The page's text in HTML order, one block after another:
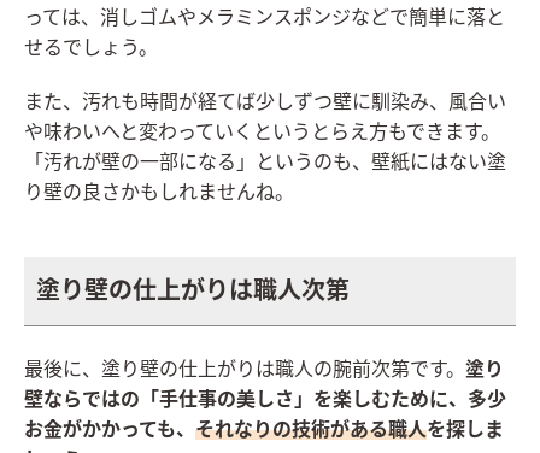
っては、消しゴムやメラミンスポンジなどで簡単に落と
せるでしょう。
また、汚れも時間が経てば少しずつ壁に馴染み、風合い
や味わいへと変わっていくというとらえ方もできます。
「汚れが壁の一部になる」というのも、壁紙にはない塗
り壁の良さかもしれませんね。
塗り壁の仕上がりは職人次第
最後に、塗り壁の仕上がりは職人の腕前次第です。 塗り
壁ならではの「手仕事の美しさ」を楽しむために、多少
お金がかかっても、 それなりの技術がある職人を探しま